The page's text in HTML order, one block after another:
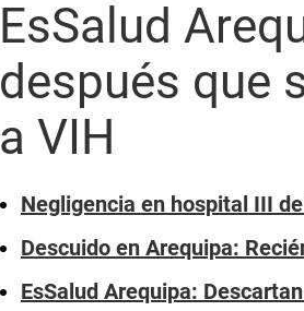
EsSalud
después que
a VIH
Negligencia en hospital III
Descuido en Arequipa:
EsSalud Arequipa: